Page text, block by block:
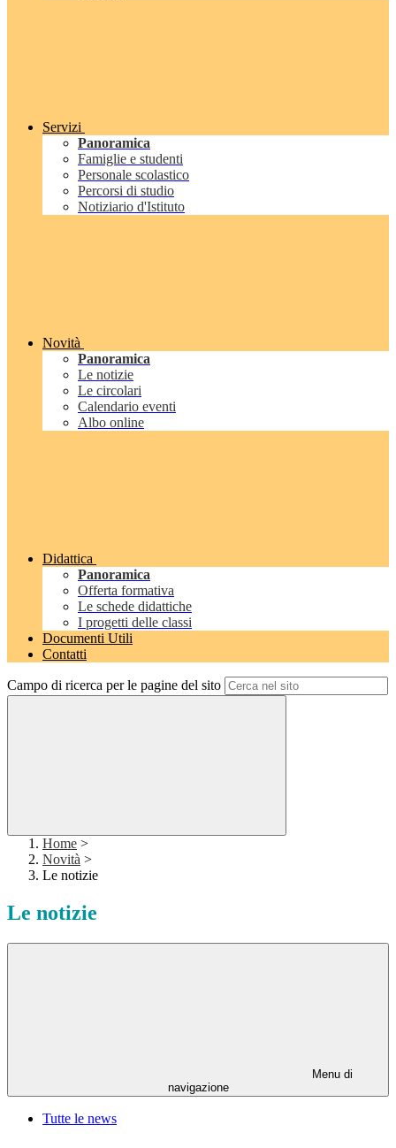
Servizi
Panoramica
Famiglie e studenti
Personale scolastico
Percorsi di studio
Notiziario d'Istituto
Novità
Panoramica
Le notizie
Le circolari
Calendario eventi
Albo online
Didattica
Panoramica
Offerta formativa
Le schede didattiche
I progetti delle classi
Documenti Utili
Contatti
Campo di ricerca per le pagine del sito
Home >
Novità >
Le notizie
Le notizie
Menu di
navigazione
Tutte le news